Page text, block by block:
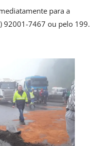
para a
92001-7467 ou pelo 199.